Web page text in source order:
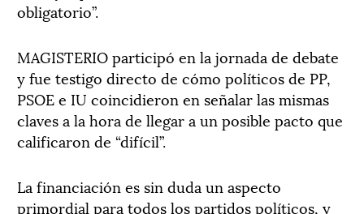
obligatorio”.
MAGISTERIO participó en la jornada de debate
y fue testigo directo de cómo políticos de PP,
PSOE e IU coincidieron en señalar las mismas
claves a la hora de llegar a un posible pacto que
calificaron de “difícil”.
La financiación es sin duda un aspecto
primordial para todos los partidos políticos, y